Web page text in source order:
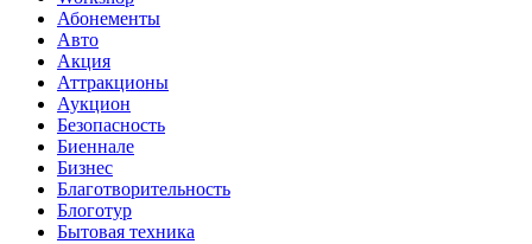
Абонементы
Авто
Акция
Аттракционы
Аукцион
Безопасность
Биеннале
Бизнес
Благотворительность
Блоготур
Бытовая техника